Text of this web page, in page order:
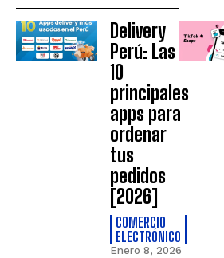
Delivery
Perú: Las
10
principales
apps para
ordenar
tus
pedidos
[2026]
COMERCIO
ELECTRÓNICO
Enero 8, 2026